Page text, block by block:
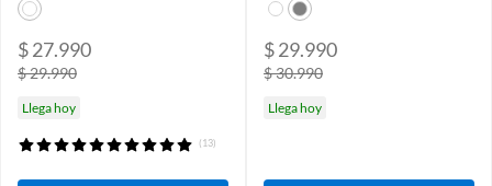
$ 27.990
$ 29.990
Llega hoy
(13)
$ 29.990
$ 30.990
Llega hoy